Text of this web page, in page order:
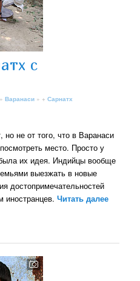
с
»Варанаси » +Сарнатх
не от того, что в Варанаси
место. Просто у
их идея. Индийцы вообще
выезжать в новые
достопримечательностей
иностранцев.Читать далее